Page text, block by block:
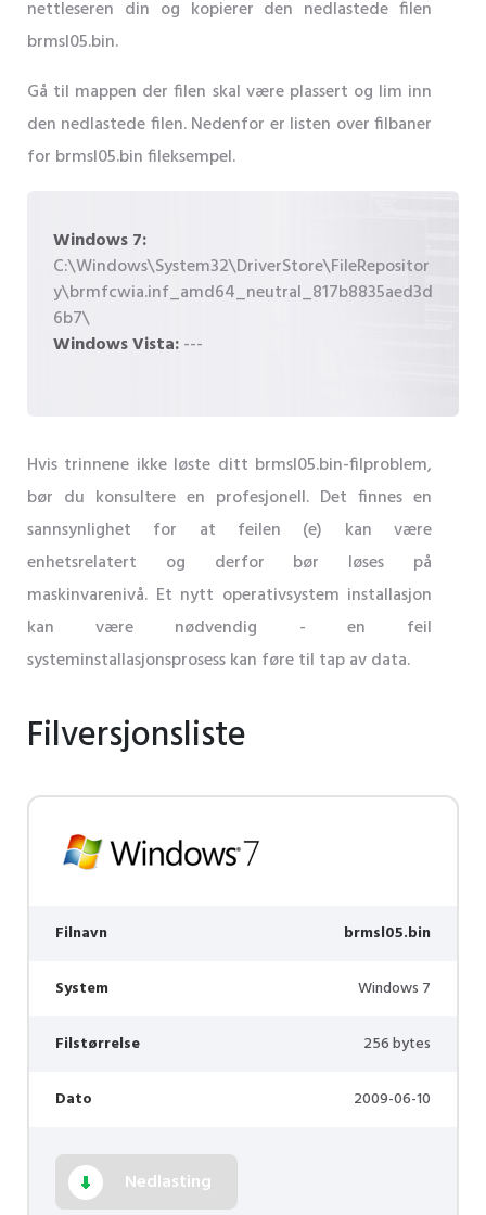
nettleseren din og kopierer den nedlastede filen
brmsl05.bin.
Gå til mappen der filen skal være plassert og lim inn
den nedlastede filen. Nedenfor er listen over filbaner
for brmsl05.bin fileksempel.
Windows 7:
C:\Windows\System32\DriverStore\FileRepositor
y\brmfcwia.inf_amd64_neutral_817b8835aed3d
6b7\
Windows Vista:---
Hvis trinnene ikke løste ditt brmsl05.bin-filproblem,
bør du konsultere en profesjonell. Det finnes en
sannsynlighet for at feilen (e) kan være
enhetsrelatert og derfor bør løses på
maskinvarenivå. Et nytt operativsystem installasjon
kan være nødvendig - en feil
systeminstallasjonsprosess kan føre til tap av data.
Filversjonsliste
Filnavn brmsl05.bin
System Windows 7
Filstørrelse 256 bytes
Dato 2009-06-10
Nedlasting